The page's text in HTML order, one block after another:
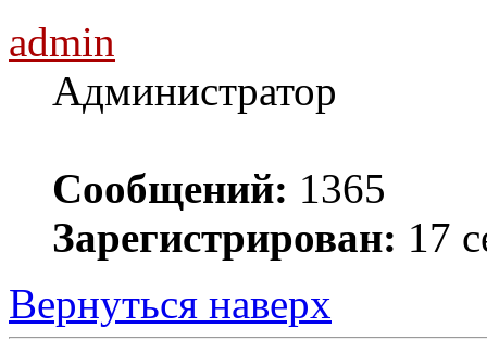
admin
Администратор
Сообщений: 1365
Зарегистрирован: 17
Вернуться наверх